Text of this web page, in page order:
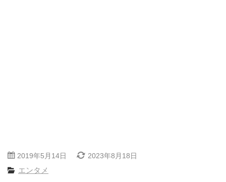
2019年5月14日 2023年8月18日
エンタメ